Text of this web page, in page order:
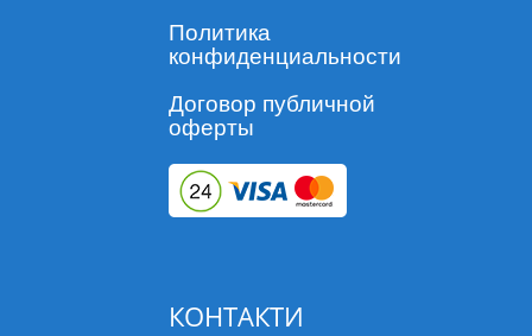
Политика
конфиденциальности
Договор публичной
оферты
КОНТАКТИ